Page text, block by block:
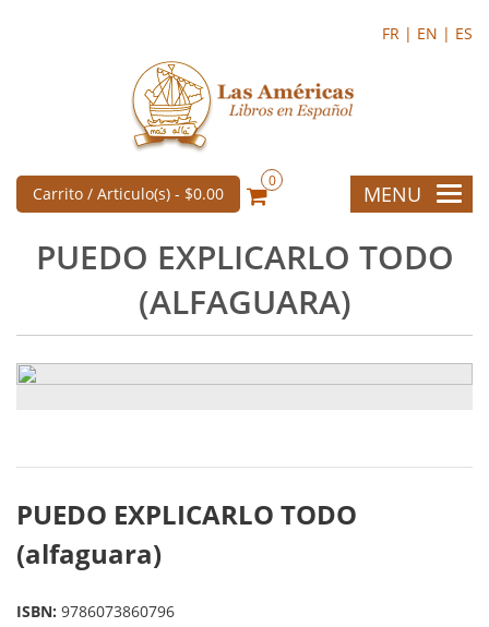
FR | EN | ES
Carrito / Articulo(s) - $0.00
0
MENU
PUEDO EXPLICARLO TODO
(ALFAGUARA)
PUEDO EXPLICARLO TODO
(alfaguara)
ISBN: 9786073860796